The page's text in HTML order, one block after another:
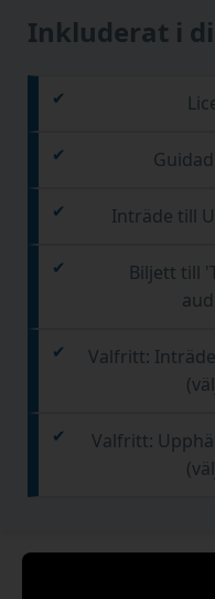
Inkluderat i
Inträde till
Biljett till
Valfritt:
Valfritt: